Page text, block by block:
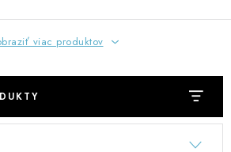
GSM
viac produktov